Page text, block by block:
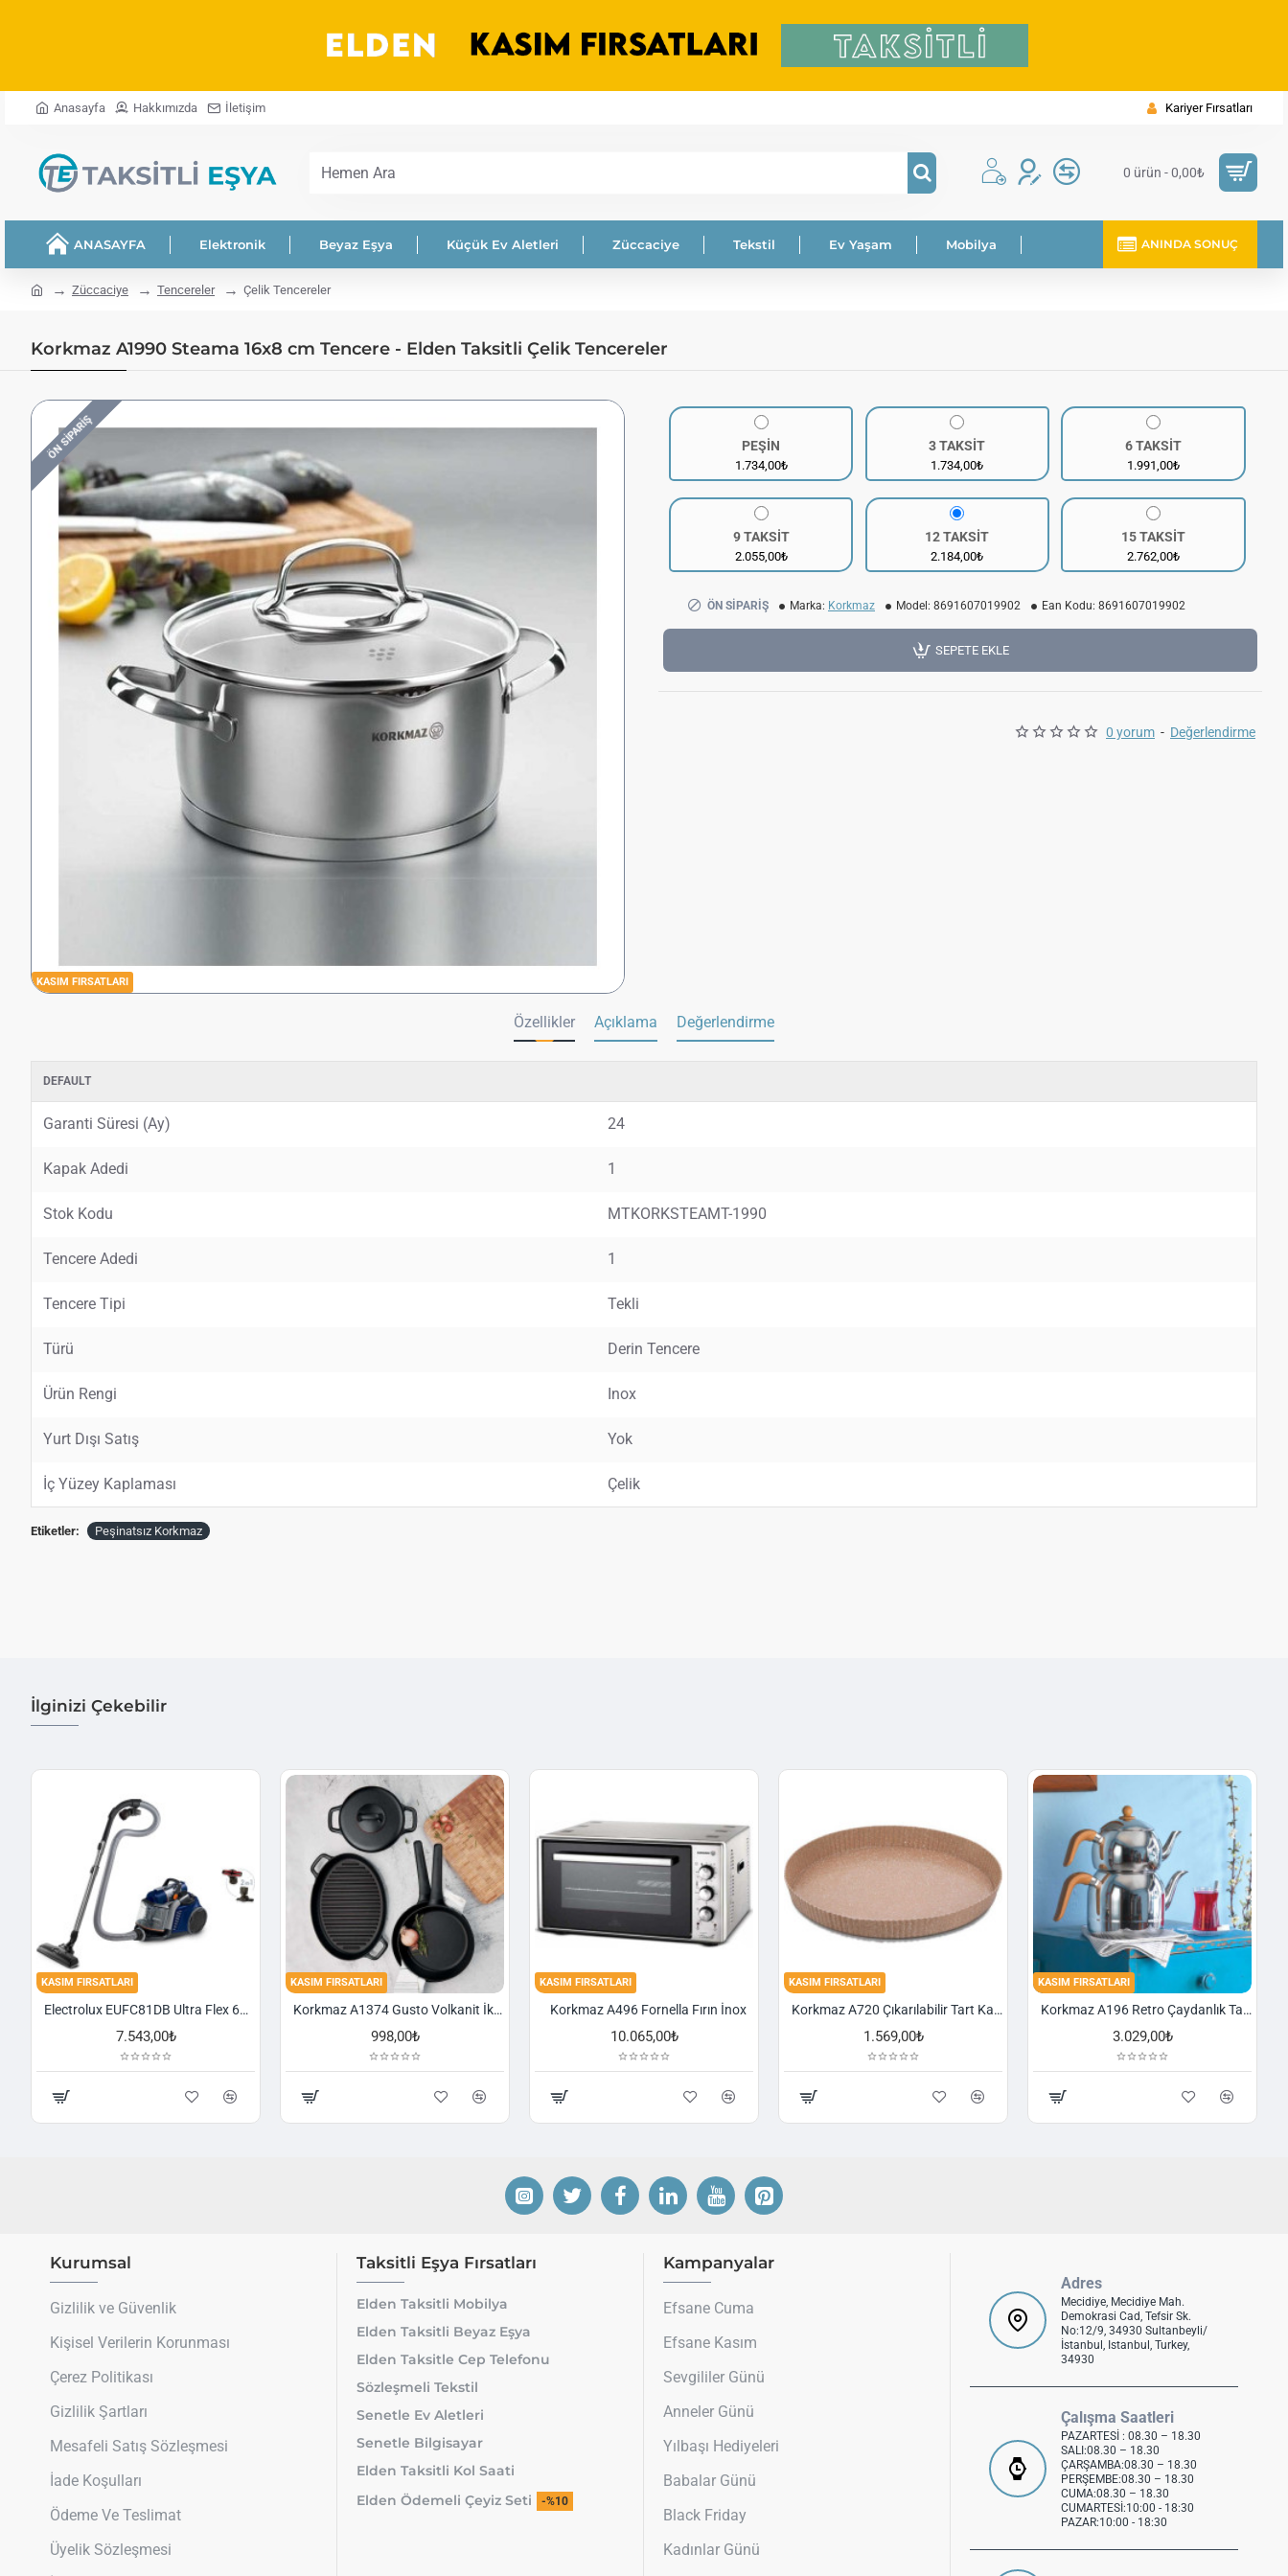
Anasayfa Hakkımızda İletişim Kariyer Fırsatları
Hemen
0 ürün - 0,00₺
ANASAYFA Elektronik Beyaz Eşya Küçük Ev Aletleri Züccaciye Tekstil Ev Yaşam Mobilya ANINDA SONUÇ
homeZüccaciye Tencereler Çelik Tencereler
Korkmaz A1990 Steama 16x8 cm Tencere - Elden Taksitli Çelik Tencereler
KASIM FIRSATLARI
ÖN SIPARIŞ
0 yorum - Değerlendirme
PEŞİN
1.734,00₺
3 TAKSİT
1.734,00₺
6 TAKSİT
1.991,00₺
9 TAKSİT
2.055,00₺
12 TAKSİT
2.184,00₺
15 TAKSİT
2.762,00₺
ÖN SIPARIŞ Marka: Korkmaz Model: 8691607019902 Ean Kodu: 8691607019902
SEPETE EKLE
Özellikler Açıklama Değerlendirme
DEFAULT
Garanti Süresi (Ay) 24
Kapak Adedi 1
Stok Kodu MTKORKSTEAMT-1990
Tencere Adedi 1
Tencere Tipi Tekli
Türü Derin Tencere
Ürün Rengi Inox
Yurt Dışı Satış Yok
İç Yüzey Kaplaması Çelik
Etiketler: Peşinatsız Korkmaz
İlginizi Çekebilir
KASIM FIRSATLARI
Electrolux EUFC81DB Ultra Flex 650 W Toz Torbasız Süpürge
7.543,00₺
KASIM FIRSATLARI
Korkmaz A1374 Gusto Volkanit İki Kulplu Oval Tava
998,00₺
KASIM FIRSATLARI
Korkmaz A496 Fornella Fırın İnox
10.065,00₺
KASIM FIRSATLARI
Korkmaz A720 Çıkarılabilir Tart Kalıbı Granit 29,5 cm
1.569,00₺
KASIM FIRSATLARI
Korkmaz A196 Retro Çaydanlık Takımı
3.029,00₺
Kurumsal
Gizlilik ve Güvenlik
Kişisel Verilerin Korunması
Çerez Politikası
Gizlilik Şartları
Mesafeli Satış Sözleşmesi
İade Koşulları
Ödeme Ve Teslimat
Üyelik Sözleşmesi
Taksitli Eşya Fırsatları
Elden Taksitli Mobilya
Elden Taksitli Beyaz Eşya
Elden Taksitle Cep Telefonu
Sözleşmeli Tekstil
Senetle Ev Aletleri
Senetle Bilgisayar
Elden Taksitli Kol Saati
Elden Ödemeli Çeyiz Seti
-%10
Kampanyalar
Efsane Cuma
Efsane Kasım
Sevgililer Günü
Anneler Günü
Yılbaşı Hediyeleri
Babalar Günü
Black Friday
Kadınlar Günü
Adres
Mecidiye, Mecidiye Mah.
Demokrasi Cad, Tefsir Sk.
No:12/9, 34930 Sultanbeyli/
İstanbul, Istanbul, Turkey,
34930
Çalışma Saatleri
PAZARTESİ : 08.30 – 18.30
SALI:08.30 – 18.30
ÇARŞAMBA:08.30 – 18.30
PERŞEMBE:08.30 – 18.30
CUMA:08.30 – 18.30
CUMARTESİ:10:00 - 18:30
PAZAR:10:00 - 18:30